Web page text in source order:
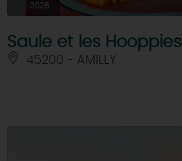
2026
Saule et les Hooppies
45200 - AMILLY